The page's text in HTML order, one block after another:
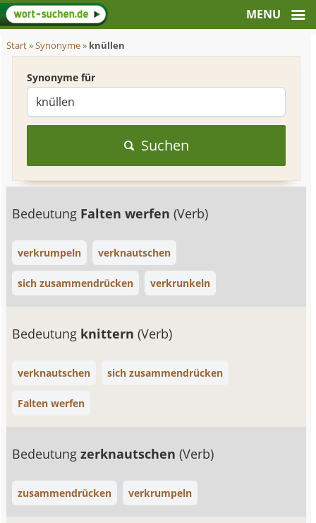
Start»Synonyme» knüllen
Synonyme für
Suchen
Bedeutung Falten werfen(Verb)
verkrumpeln verknautschen
sich zusammendrücken verkrunkeln
Bedeutung knittern(Verb)
verknautschen sich zusammendrücken
Falten werfen
Bedeutungzerknautschen(Verb)
zusammendrücken verkrumpeln